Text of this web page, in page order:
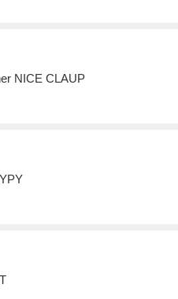
NICE CLAUP